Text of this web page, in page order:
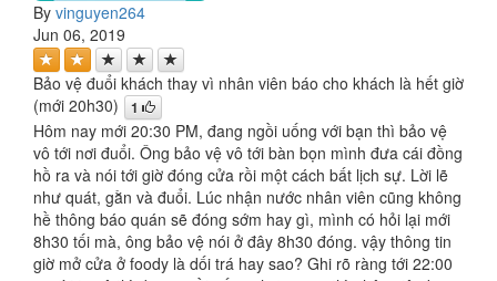
By vinguyen264
Jun 06, 2019
Bảo vệ đuổi khách thay vì nhân viên báo cho khách là hết giờ
(mới 20h30)
1
Hôm nay mới 20:30 PM, đang ngồi uống với bạn thì bảo vệ
vô tới nơi đuổi. Ông bảo vệ vô tới bàn bọn mình đưa cái đồng
hồ ra và nói tới giờ đóng cửa rồi một cách bất lịch sự. Lời lẽ
như quát, gằn và đuổi. Lúc nhận nước nhân viên cũng không
hề thông báo quán sẽ đóng sớm hay gì, mình có hỏi lại mới
8h30 tối mà, ông bảo vệ nói ở đây 8h30 đóng. vậy thông tin
giờ mở cửa ở foody là dối trá hay sao? Ghi rõ ràng tới 22:00